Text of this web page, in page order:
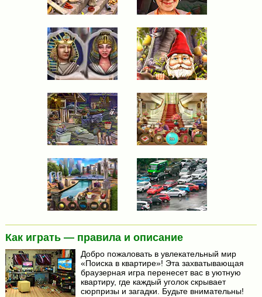
Как играть — правила и описание
Добро пожаловать в увлекательный мир
«Поиска в квартире»! Эта захватывающая
браузерная игра перенесет вас в уютную
квартиру, где каждый уголок скрывает
сюрпризы и загадки. Будьте внимательны!